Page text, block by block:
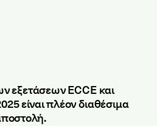
εξετάσεων ECCE και
είναι πλέον διαθέσιμα